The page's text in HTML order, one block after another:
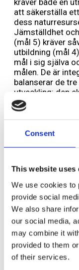
Consent
This website uses
We use cookies to
provide social
We also share
our social media,
may combine it
provided to them
of their services.
kräver både en
att säkerställa
dess
Jämställdhet
(mål 5) kräver
utbildning (mål
mål i sig själva
målen. De är
balanserar de
utveckling: den
miljömässiga.
på SCBs sajt här
Läs om Sveriges
Lämna ett
Din e-postadress
märkta*
Kommentar*